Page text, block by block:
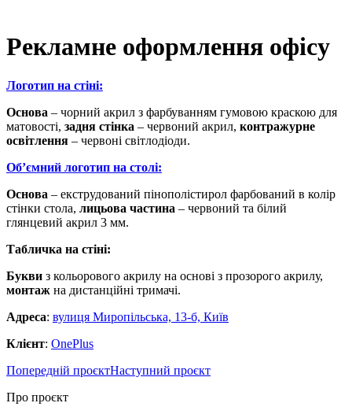
Рекламне оформлення офісу
Логотип на стіні:
Основа – чорний акрил з фарбуванням гумовою краскою для
матовості, задня стінка – червоний акрил, контражурне
освітлення – червоні світлодіоди.
Об’ємний логотип на столі:
Основа – екструдований пінополістирол фарбований в колір
стінки стола, лицьова частина – червоний та білий
глянцевий акрил 3 мм.
Табличка на стіні:
Букви з кольорового акрилу на основі з прозорого акрилу,
монтаж на дистанційні тримачі.
Адреса: вулиця Миропільська, 13-б, Київ
Клієнт: OnePlus
Попередній проєктНаступний проєкт
Про проєкт